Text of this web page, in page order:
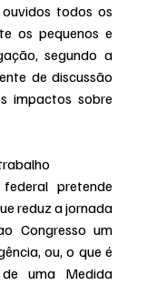
todos os
os pequenos e
segundo a
de discussão
impactos sobre
pretende
reduz a jornada
Congresso um
ou, o que é
uma Medida